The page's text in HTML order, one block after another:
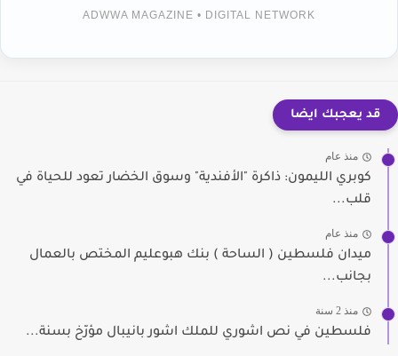
ADWWA MAGAZINE • DIGITAL NETWORK
قد يعجبك ايضا
منذ عام
كوبري الليمون: ذاكرة "الأفندية" وسوق الخضار تعود للحياة في
قلب...
منذ عام
ميدان فلسطين ( الساحة ) بنك هبوعليم المختص بالعمال
بجانب...
منذ 2 سنة
فلسطين في نص اشوري للملك اشور بانيبال مؤرّخ بسنة...